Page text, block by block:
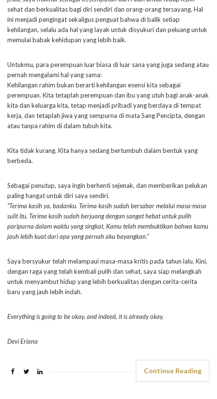
sehat dan berkualitas bagi diri sendiri dan orang-orang tersayang. Hal
ini menjadi pengingat sekaligus penguat bahwa di balik setiap
kehilangan, selalu ada hal yang layak untuk disyukuri dan peluang untuk
memulai babak kehidupan yang lebih baik.
Untukmu, para perempuan luar biasa di luar sana yang juga sedang atau
pernah mengalami hal yang sama:
Kehilangan rahim bukan berarti kehilangan esensi kita sebagai
perempuan. Kita tetaplah perempuan dan ibu yang utuh bagi anak-anak
kita dan keluarga kita, tetap menjadi pribadi yang berdaya di tempat
kerja, dan tetaplah jiwa yang sempurna di mata Sang Pencipta, dengan
atau tanpa rahim di dalam tubuh kita.
Kita tidak kurang. Kita hanya sedang bertumbuh dalam bentuk yang
berbeda.
Sebagai penutup, saya ingin berhenti sejenak, dan memberikan pelukan
paling hangat untuk diri saya sendiri.
“Terima kasih ya, badanku. Terima kasih sudah bersabar melalui masa-masa
sulit itu. Terima kasih sudah berjuang dengan sangat hebat untuk pulih
paripurna dalam waktu yang singkat. Kamu telah membuktikan bahwa kamu
jauh lebih kuat dari apa yang pernah aku bayangkan.”
Saya bersyukur telah melampaui masa-masa kritis pada tahun lalu. Kini,
dengan raga yang telah kembali pulih dan sehat, saya siap melangkah
untuk menyambut hidup yang lebih berkualitas dengan cerita-cerita
baru yang jauh lebih indah.
Everything is going to be okay, and indeed, it is already okay.
Devi Eriana
Continue Reading